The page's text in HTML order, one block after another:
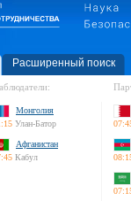
Расширенный поиск
Монголия
Улан-Батор
Афганистан
Кабул